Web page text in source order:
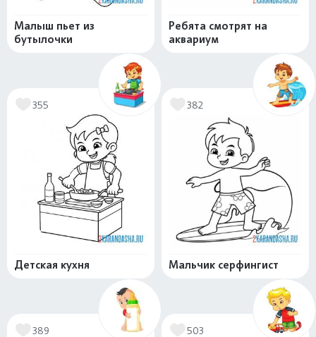
Малыш пьет из
бутылочки
Ребята смотрят на
аквариум
355
Детская кухня
382
Мальчик серфингист
389 503